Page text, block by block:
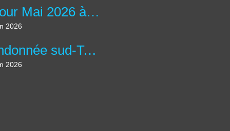
Séjour Mai 2026 à Treffiagat
2026
Randonnée sud-Touraine 2026
2026